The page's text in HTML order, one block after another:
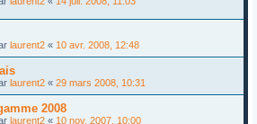
laurent2 « 10 avr. 2008, 12:48
laurent2 « 29 mars 2008, 10:31
2008
laurent2 « 10 nov. 2007, 10:00